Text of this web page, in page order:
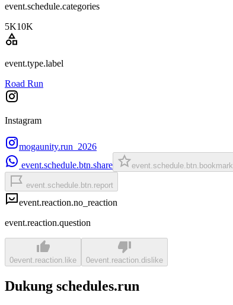
event.schedule.categories
5K10K
event.type.label
Road Run
Instagram
mogaunity.run_2026
event.schedule.btn.share
event.schedule.btn.bookmark
event.schedule.btn.report
event.reaction.no_reaction
event.reaction.question
0event.reaction.like 0event.reaction.dislike
Dukung schedules.run